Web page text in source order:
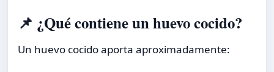
📌 ¿Qué contiene un huevo cocido?
Un huevo cocido aporta aproximadamente: